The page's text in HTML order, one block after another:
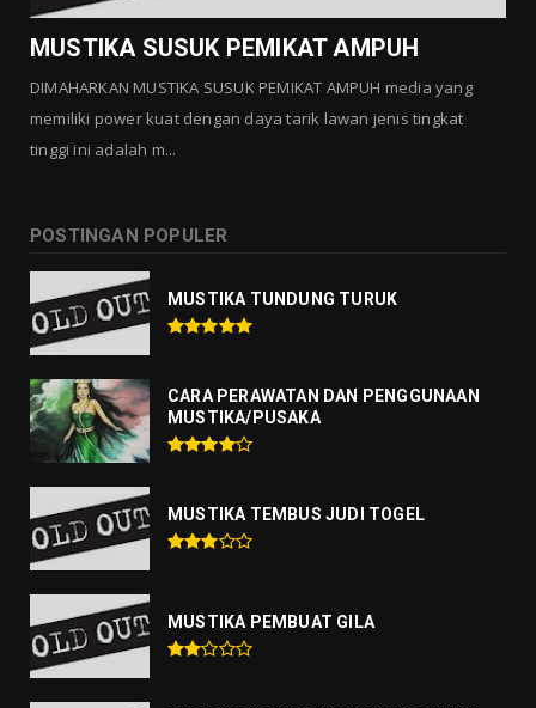
MUSTIKA SUSUK PEMIKAT AMPUH
DIMAHARKAN MUSTIKA SUSUK PEMIKAT AMPUH media yang
memiliki power kuat dengan daya tarik lawan jenis tingkat
tinggi ini adalah m...
POSTINGAN POPULER
MUSTIKA TUNDUNG TURUK
CARA PERAWATAN DAN PENGGUNAAN
MUSTIKA/PUSAKA
MUSTIKA TEMBUS JUDI TOGEL
MUSTIKA PEMBUAT GILA